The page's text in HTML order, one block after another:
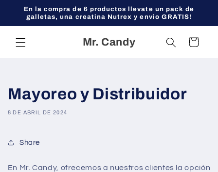
directamente
al contenido
En la compra de 6 productos llevate un pack de
galletas, una creatina Nutrex y envio GRATIS!
Mr. Candy Carrito
Mayoreo y Distribuidor
8 DE ABRIL DE 2024
Share
En Mr. Candy, ofrecemos a nuestros clientes la opción